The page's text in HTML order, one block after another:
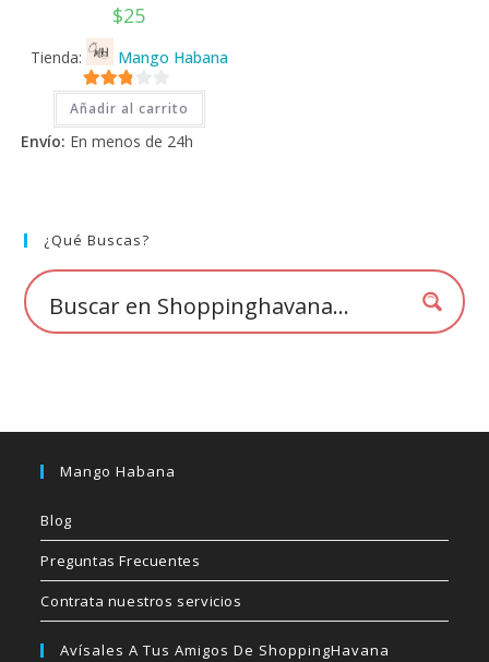
$25
Tienda: Mango Habana
2.71
de 5
Añadir al carrito
Envío: En menos de 24h
¿Qué Buscas?
Mango Habana
Blog
Preguntas Frecuentes
Contrata nuestros servicios
Avísales A Tus Amigos De ShoppingHavana